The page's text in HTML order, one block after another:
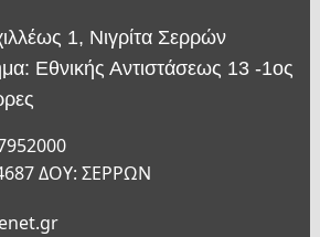
1, Νιγρίτα Σερρών
Εθνικής Αντιστάσεως 13 -1ος
ΔΟΥ: ΣΕΡΡΩΝ